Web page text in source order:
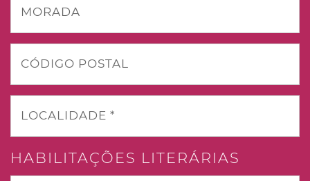
MORADA
CÓDIGO POSTAL
LOCALIDADE *
HABILITAÇÕES LITERÁRIAS